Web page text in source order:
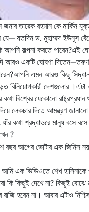
তারেক রহমান কে মার্কিন
যতদিন ড. মুহাম্মদ ইউনূস
আপনি কল্পনা করতে
একটি ঘোষণা দিতেন—তরুণ
এমন আরও কিছু
বিনিয়োগকারী দেশগুলোর
বিশ্বের যেকোনো
লেকচার দিতে আমন্ত্রণ
যাঁর কথা শ্রদ্ধাভরে মানুষ বসে
?
বছর আগের ভোটার এক জিনিস
এক ভিডিওতে শেখ
কি কিছুই দেখে না? কিছুই বোঝে
হবেন না। আবার এটাও